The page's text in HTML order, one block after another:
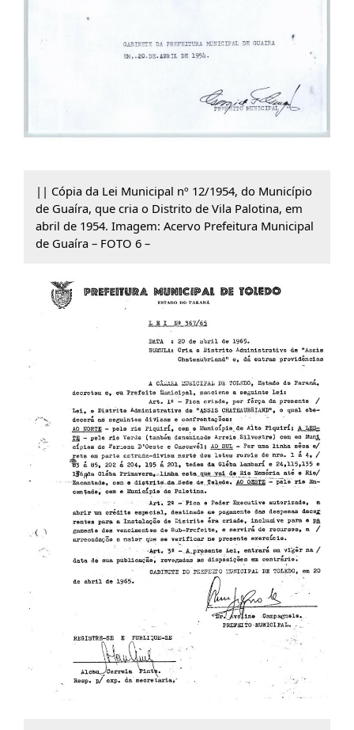
|| Cópia da Lei Municipal nº 12/1954, do Município
de Guaíra, que cria o Distrito de Vila Palotina, em
abril de 1954. Imagem: Acervo Prefeitura Municipal
de Guaíra – FOTO 6 –